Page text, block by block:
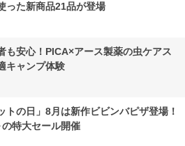
った新商品21品が登場
も安心！PICA×アース製薬の虫ケアス
キャンプ体験
トの日」8月は新作ビビンバピザ登場！
特大セール開催